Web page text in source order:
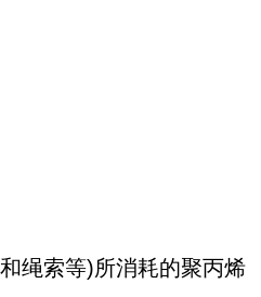
绳索等)所消耗的聚丙烯